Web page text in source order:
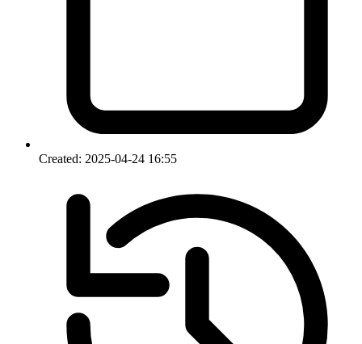
Created: 2025-04-24 16:55